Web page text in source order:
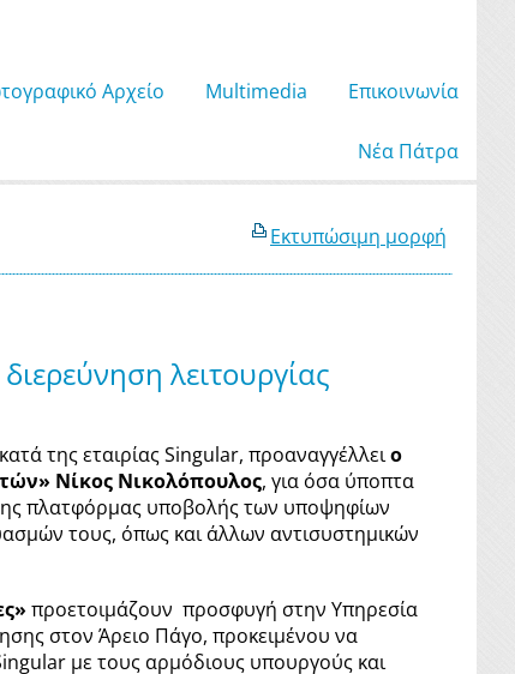
Αρχείο Μultimedia Επικοινωνία
Νέα Πάτρα
Εκτυπώσιμη μορφή
λειτουργίας
της εταιρίας Singular, προαναγγέλλειο
Νίκος Νικολόπουλος, για όσα ύποπτα
πλατφόρμας υποβολής των υποψηφίων
τους, όπως και άλλων αντισυστημικών
προετοιμάζουν προσφυγή στην Υπηρεσία
στον Άρειο Πάγο, προκειμένου να
με τους αρμόδιους υπουργούς και